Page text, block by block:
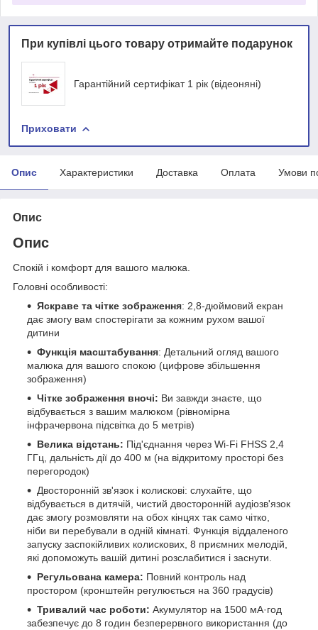
При купівлі цього товару отримайте подарунок
Гарантійний сертифікат 1 рік (відеоняні)
Приховати
Опис Характеристики Доставка Оплата Умови
Опис
Опис
Спокій і комфорт для вашого малюка.
Головні особливості:
Яскраве та чітке зображення: 2,8-дюймовий екран
дає змогу вам спостерігати за кожним рухом вашої
дитини
Функція масштабування: Детальний огляд вашого
малюка для вашого спокою (цифрове збільшення
зображення)
Чітке зображення вночі: Ви завжди знаєте, що
відбувається з вашим малюком (рівномірна
інфрачервона підсвітка до 5 метрів)
Велика відстань: Під'єднання через Wi-Fi FHSS 2,4
ГГц, дальність дії до 400 м (на відкритому просторі без
перегородок)
Двосторонній зв'язок і колискові: слухайте, що
відбувається в дитячій, чистий двосторонній аудіозв'язок
дає змогу розмовляти на обох кінцях так само чітко,
ніби ви перебували в одній кімнаті. Функція віддаленого
запуску заспокійливих колискових, 8 приємних мелодій,
які допоможуть вашій дитині розслабитися і заснути.
Регульована камера: Повний контроль над
простором (кронштейн регулюється на 360 градусів)
Тривалий час роботи: Акумулятор на 1500 мА·год
забезпечує до 8 годин безперервного використання (до